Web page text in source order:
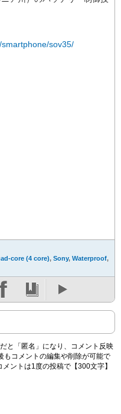
sov35/
core (4 core), Sony, Waterproof,
と「匿名」になり、コメント反映
もコメントの編集や削除が可能で
ントは1度の投稿で【300文字】